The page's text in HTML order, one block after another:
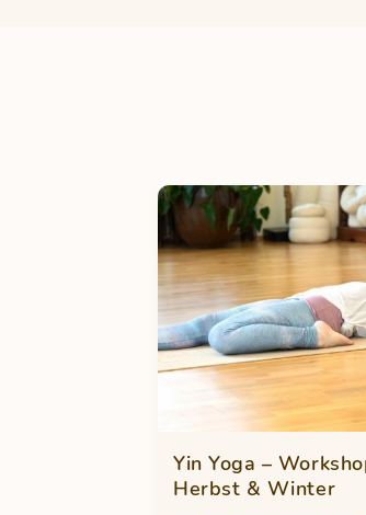
Yin Yoga –
Herbst & Winter